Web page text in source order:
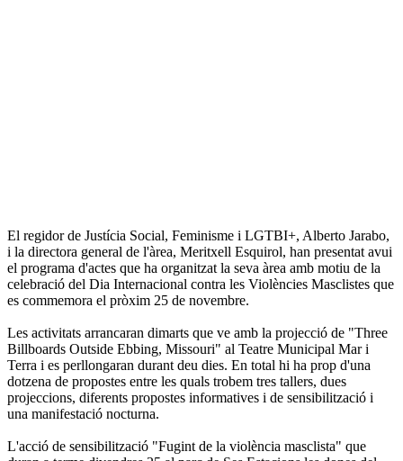
El regidor de Justícia Social, Feminisme i LGTBI+, Alberto Jarabo,
i la directora general de l'àrea, Meritxell Esquirol, han presentat avui
el programa d'actes que ha organitzat la seva àrea amb motiu de la
celebració del Dia Internacional contra les Violències Masclistes que
es commemora el pròxim 25 de novembre.
Les activitats arrancaran dimarts que ve amb la projecció de "Three
Billboards Outside Ebbing, Missouri" al Teatre Municipal Mar i
Terra i es perllongaran durant deu dies. En total hi ha prop d'una
dotzena de propostes entre les quals trobem tres tallers, dues
projeccions, diferents propostes informatives i de sensibilització i
una manifestació nocturna.
L'acció de sensibilització "Fugint de la violència masclista" que